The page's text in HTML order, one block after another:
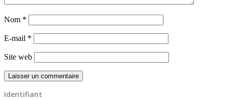
Nom *
E-mail *
Site web
Identifiant